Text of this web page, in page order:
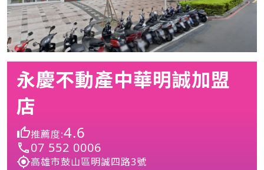
永慶不動產中華明誠加盟
店
推薦度:4.6
07 552 0006
高雄市鼓山區明誠四路3號